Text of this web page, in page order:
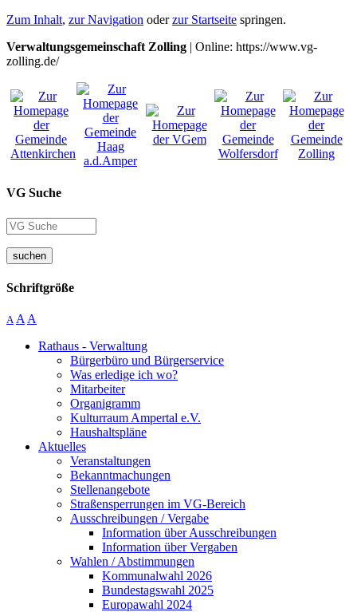
Zum Inhalt, zur Navigation oderzur Startseite springen.
Verwaltungsgemeinschaft Zolling | Online: https://www.vg-
zolling.de/
VG Suche
suchen
Schriftgröße
A A A
Rathaus - Verwaltung
Bürgerbüro und Bürgerservice
Was erledige ich wo?
Mitarbeiter
Organigramm
Kulturraum Ampertal e.V.
Haushaltspläne
Aktuelles
Veranstaltungen
Bekanntmachungen
Stellenangebote
Straßensperrungen im VG-Bereich
Ausschreibungen / Vergabe
Information über Ausschreibungen
Information über Vergaben
Wahlen / Abstimmungen
Kommunalwahl 2026
Bundestagswahl 2025
Europawahl 2024